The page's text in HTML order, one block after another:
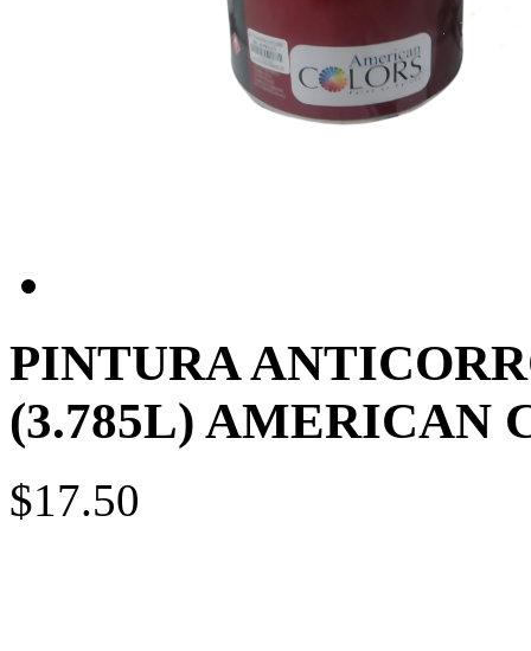
PINTURA
(3.785L) AMERICAN
$17.50